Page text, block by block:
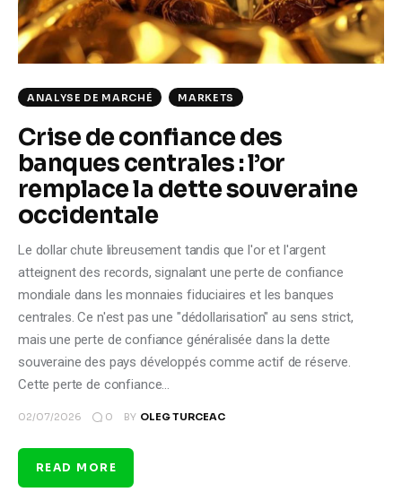
ANALYSE DE MARCHÉ MARKETS
Crise de confiance des
banques centrales : l’or
remplace la dette souveraine
occidentale
Le dollar chute libreusement tandis que l'or et l'argent
atteignent des records, signalant une perte de confiance
mondiale dans les monnaies fiduciaires et les banques
centrales. Ce n'est pas une "dédollarisation" au sens strict,
mais une perte de confiance généralisée dans la dette
souveraine des pays développés comme actif de réserve.
Cette perte de confiance…
02/07/2026 0 BY OLEG TURCEAC
READ MORE